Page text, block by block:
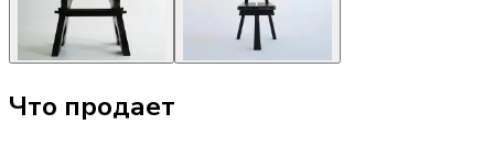
Что продает